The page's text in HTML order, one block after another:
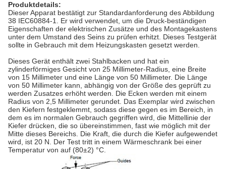
Produktdetails:
Dieser Apparat bestätigt zur Standardanforderung des Abbildung
38 IEC60884-1. Er wird verwendet, um die Druck-beständigen
Eigenschaften der elektrischen Zusätze und des Montagekastens
unter dem Umstand des Seins zu prüfen erhitzt. Dieses Testgerät
sollte in Gebrauch mit dem Heizungskasten gesetzt werden.
Dieses Gerät enthält zwei Stahlbacken und hat ein
zylinderförmiges Gesicht von 25 Millimeter-Radius, eine Breite
von 15 Millimeter und eine Länge von 50 Millimeter. Die Länge
von 50 Millimeter kann, abhängig von der Größe des geprüft zu
werden Zusatzes erhöht werden. Die Ecken werden mit einem
Radius von 2,5 Millimeter gerundet. Das Exemplar wird zwischen
den Kiefern festgeklemmt, sodass diese gegen es im Bereich, in
dem es im normalen Gebrauch gegriffen wird, die Mittellinie der
Kiefer drücken, die so übereinstimmen, fast wie möglich mit der
Mitte dieses Bereichs. Die Kraft, die durch die Kiefer aufgewendet
wird, ist 20 N. Der Test tritt in einem Wärmeschrank bei einer
Temperatur von auf (80±2) °C.